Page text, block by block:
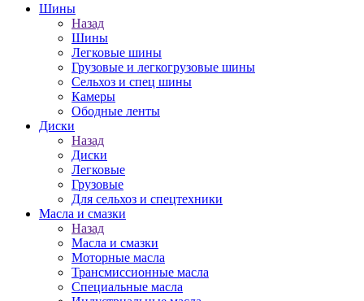
Шины
Назад
Шины
Легковые шины
Грузовые и легкогрузовые шины
Сельхоз и спец шины
Камеры
Ободные ленты
Диски
Назад
Диски
Легковые
Грузовые
Для сельхоз и спецтехники
Масла и смазки
Назад
Масла и смазки
Моторные масла
Трансмиссионные масла
Специальные масла